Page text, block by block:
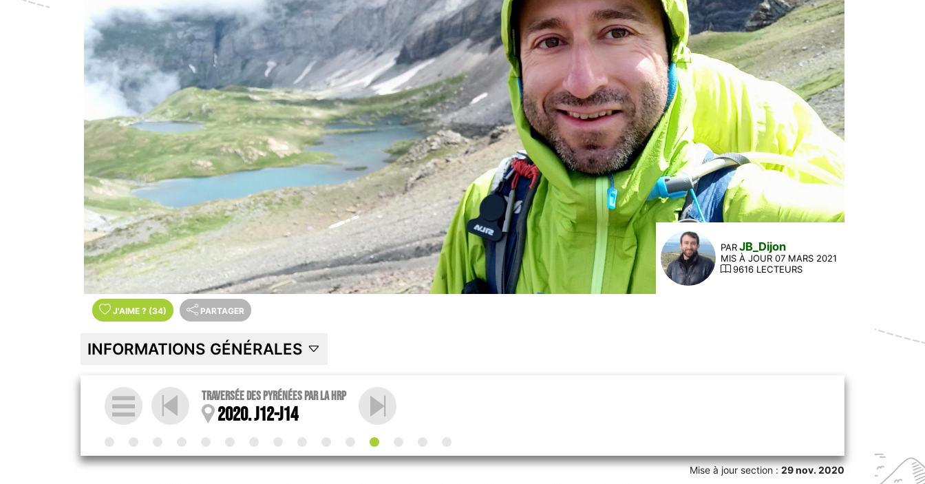
PAR JB_Dijon
MIS À JOUR 07 MARS 2021
9616 LECTEURS
J'AIME ? (34) PARTAGER
INFORMATIONS GÉNÉRALES
Traversée des Pyrénées par la HRP
2020. J12-J14
Mise à jour section :29 nov. 2020